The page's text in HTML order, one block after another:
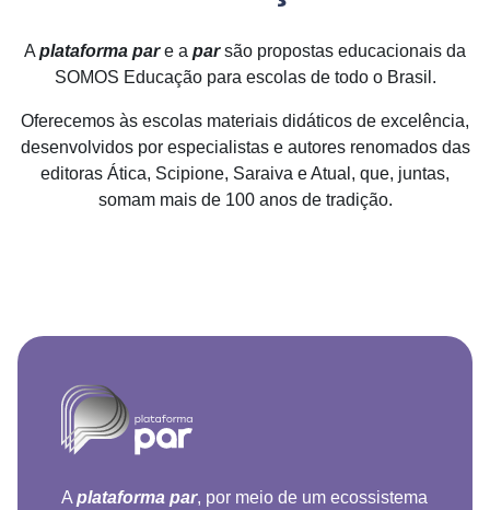
A plataforma pare a parsão propostas educacionais da
SOMOS Educação para escolas de todo o Brasil.
Oferecemos às escolas materiais didáticos de excelência,
desenvolvidos por especialistas e autores renomados das
editoras Ática, Scipione, Saraiva e Atual, que, juntas,
somam mais de 100 anos de tradição.
A plataforma par, por meio de um ecossistema